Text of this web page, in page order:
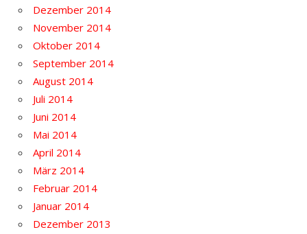
Dezember 2014
November 2014
Oktober 2014
September 2014
August 2014
Juli 2014
Juni 2014
Mai 2014
April 2014
März 2014
Februar 2014
Januar 2014
Dezember 2013